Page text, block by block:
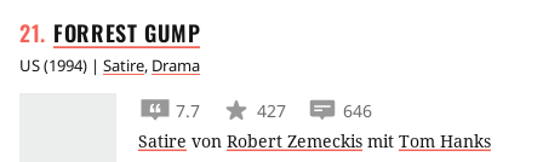
FORRESTGUMP
US(1994) | Satire, Drama
7.7 427
646
Satire von Robert Zemeckis mit Tom Hanks